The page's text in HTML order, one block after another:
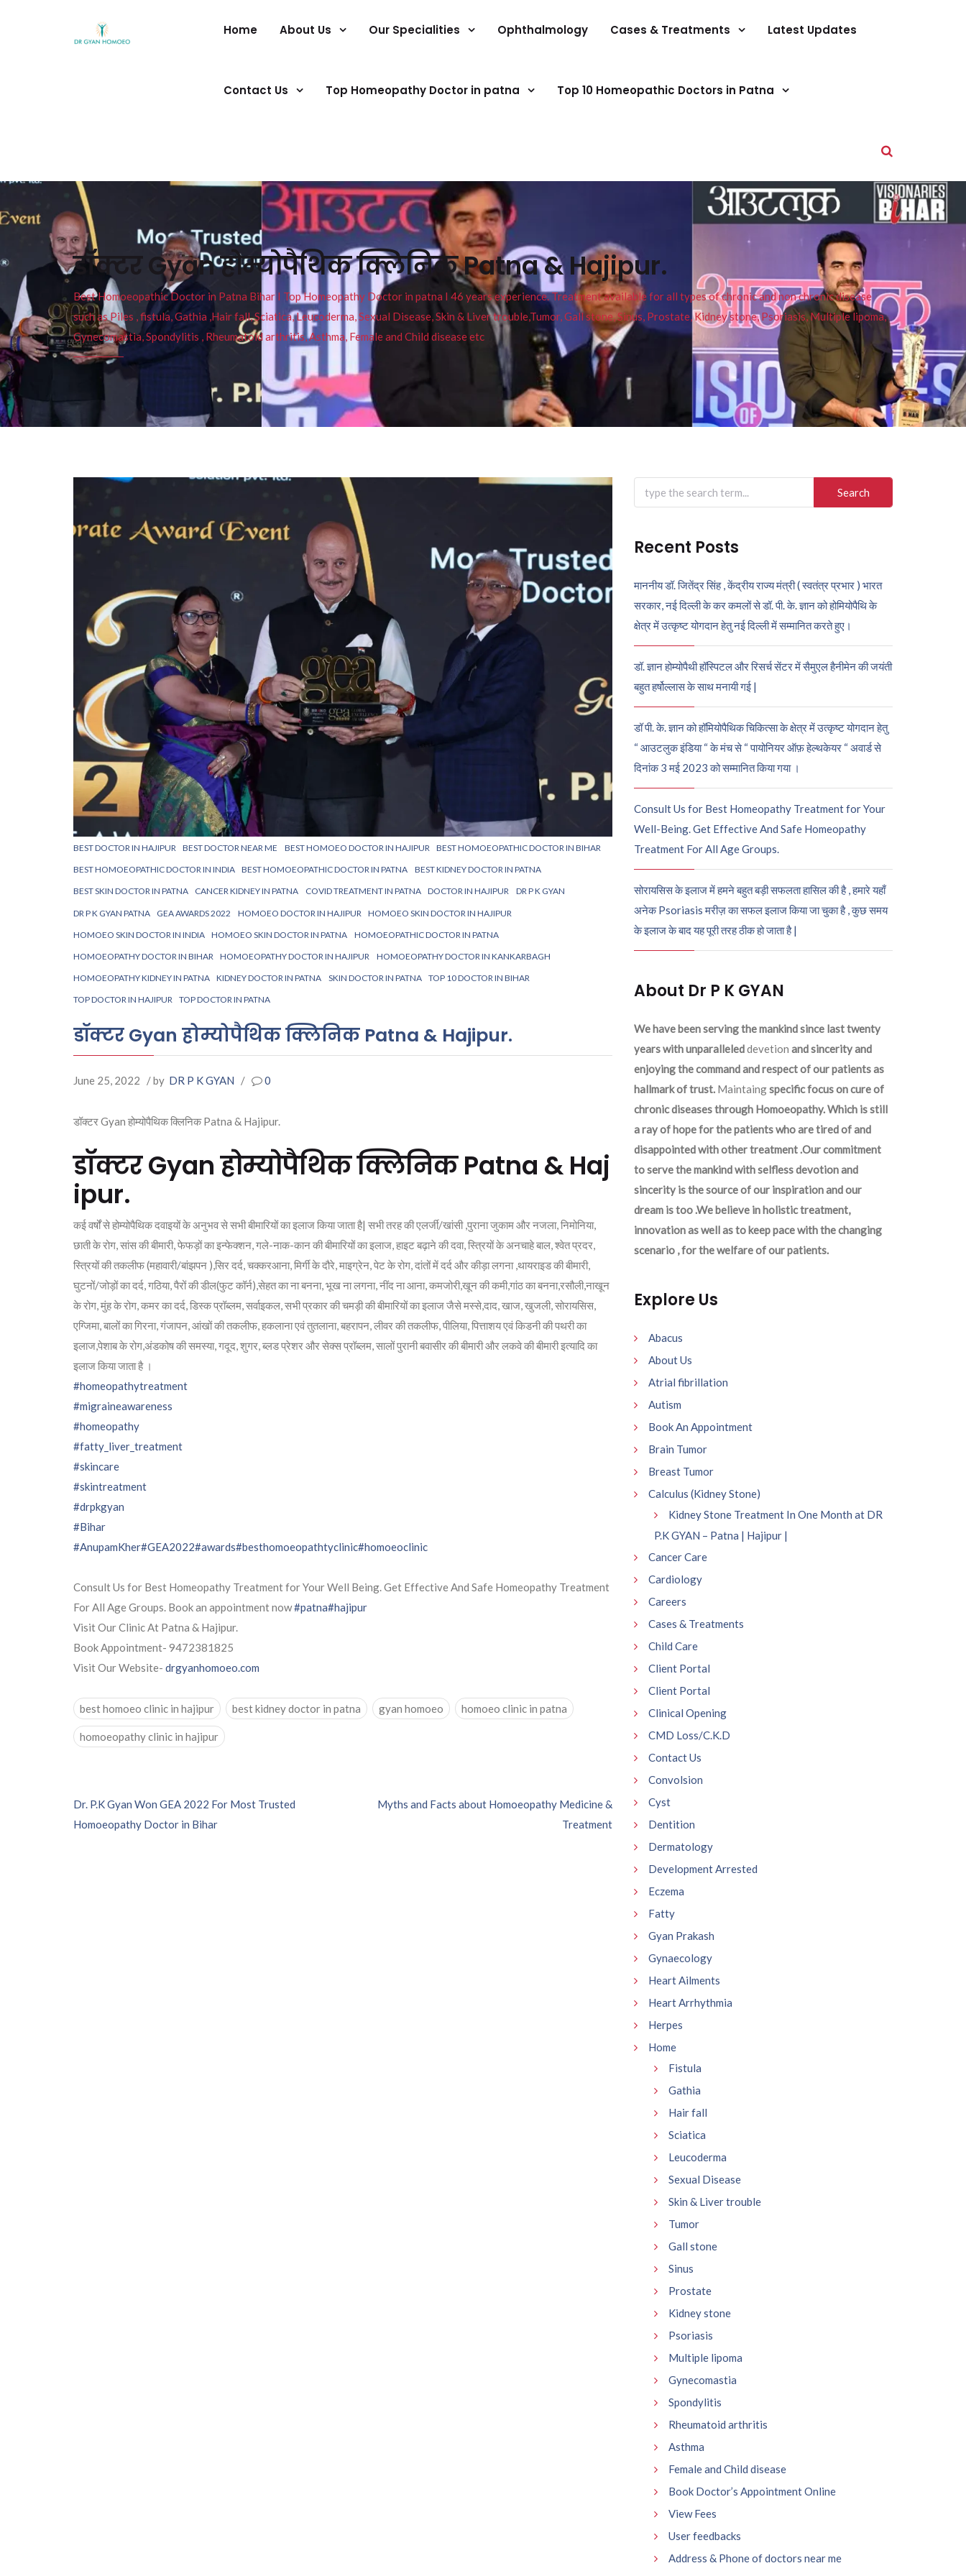
Home About Us Our Specialities Ophthalmology Cases & Treatments Latest Updates
Contact Us Top Homeopathy Doctor in patna Top 10 Homeopathic Doctors in Patna
डॉक्टर Gyan होम्योपैथिक क्लिनिक Patna & Hajipur.
Best Homoeopathic Doctor in Patna Bihar I Top Homeopathy Doctor in patna I 46 years experience. Treatment available for all types of chronic and non chronic disease
such as Piles , fistula, Gathia ,Hair fall, Sciatica, Leucoderma, Sexual Disease, Skin & Liver trouble,Tumor, Gall stone, Sinus, Prostate, Kidney stone, Psoriasis, Multiple lipoma,
Gynecomastia, Spondylitis , Rheumatoid arthritis, Asthma, Female and Child disease etc
BEST DOCTOR IN HAJIPUR BEST DOCTOR NEAR ME BEST HOMOEO DOCTOR IN HAJIPUR BEST HOMOEOPATHIC DOCTOR IN BIHAR
BEST HOMOEOPATHIC DOCTOR IN INDIA BEST HOMOEOPATHIC DOCTOR IN PATNA BEST KIDNEY DOCTOR IN PATNA
BEST SKIN DOCTOR IN PATNA CANCER KIDNEY IN PATNA COVID TREATMENT IN PATNA DOCTOR IN HAJIPUR DR P K GYAN
DR P K GYAN PATNA GEA AWARDS 2022 HOMOEO DOCTOR IN HAJIPUR HOMOEO SKIN DOCTOR IN HAJIPUR
HOMOEO SKIN DOCTOR IN INDIA HOMOEO SKIN DOCTOR IN PATNA HOMOEOPATHIC DOCTOR IN PATNA
HOMOEOPATHY DOCTOR IN BIHAR HOMOEOPATHY DOCTOR IN HAJIPUR HOMOEOPATHY DOCTOR IN KANKARBAGH
HOMOEOPATHY KIDNEY IN PATNA KIDNEY DOCTOR IN PATNA SKIN DOCTOR IN PATNA TOP 10 DOCTOR IN BIHAR
TOP DOCTOR IN HAJIPUR TOP DOCTOR IN PATNA
डॉक्टर Gyan होम्योपैथिक क्लिनिक Patna & Hajipur.
June 25, 2022 / by DR P K GYAN / 0
डॉक्टर Gyan होम्योपैथिक क्लिनिक Patna & Hajipur.
डॉक्टर Gyan होम्योपैथिक क्लिनिक Patna & Haj
ipur.
कई वर्षों से होम्योपैथिक दवाइयों के अनुभव से सभी बीमारियों का इलाज किया जाता है| सभी तरह की एलर्जी/खांसी ,पुराना जुकाम और नजला, निमोनिया,
छाती के रोग, सांस की बीमारी, फेफड़ों का इन्फेक्शन, गले-नाक-कान की बीमारियों का इलाज, हाइट बढ़ाने की दवा, स्त्रियों के अनचाहे बाल, श्वेत प्रदर,
स्त्रियों की तकलीफ (महावारी/बांझपन ),सिर दर्द, चक्करआना, मिर्गी के दौरे, माइग्रेन, पेट के रोग, दांतों में दर्द और कीड़ा लगना ,थायराइड की बीमारी,
घुटनों/जोड़ों का दर्द, गठिया, पैरों की डील(फुट कॉर्न),सेहत का ना बनना, भूख ना लगना, नींद ना आना, कमजोरी,खून की कमी,गांठ का बनना,रसौली,नाखून
के रोग, मुंह के रोग, कमर का दर्द, डिस्क प्रॉब्लम, सर्वाइकल, सभी प्रकार की चमड़ी की बीमारियों का इलाज जैसे मस्से,दाद, खाज, खुजली, सोरायसिस,
एग्जिमा, बालों का गिरना, गंजापन, आंखों की तकलीफ, हकलाना एवं तुतलाना, बहरापन, लीवर की तकलीफ, पीलिया, पित्ताशय एवं किडनी की पथरी का
इलाज,पेशाब के रोग,अंडकोष की समस्या, गदूद, शुगर, ब्लड प्रेशर और सेक्स प्रॉब्लम, सालों पुरानी बवासीर की बीमारी और लकवे की बीमारी इत्यादि का
इलाज किया जाता है ।
#homeopathytreatment
#migraineawareness
#homeopathy
#fatty_liver_treatment
#skincare
#skintreatment
#drpkgyan
#Bihar
#AnupamKher#GEA2022#awards#besthomoeopathtyclinic#homoeoclinic
Consult Us for Best Homeopathy Treatment for Your Well Being. Get Effective And Safe Homeopathy Treatment
For All Age Groups. Book an appointment now#patna#hajipur
Visit Our Clinic At Patna & Hajipur.
Book Appointment- 9472381825
Visit Our Website- drgyanhomoeo.com
best homoeo clinic in hajipur best kidney doctor in patna gyan homoeo homoeo clinic in patna
homoeopathy clinic in hajipur
P
o
Dr. P.K Gyan Won GEA 2022 For Most Trusted
Homoeopathy Doctor in Bihar
Myths and Facts about Homoeopathy Medicine &
Treatment
Search
for:
Recent Posts
माननीय डॉ. जितेंद्र सिंह , केंद्रीय राज्य मंत्री ( स्वतंत्र प्रभार ) भारत
सरकार, नई दिल्ली के कर कमलों से डॉ. पी. के. ज्ञान को होमियोपैथि के
क्षेत्र में उत्कृष्ट योगदान हेतु नई दिल्ली में सम्मानित करते हुए।
डॉ. ज्ञान होम्योपैथी हॉस्पिटल और रिसर्च सेंटर में सैमुएल हैनीमेन की जयंती
बहुत हर्षोल्लास के साथ मनायी गई |
डॉ पी. के. ज्ञान को हॉमियोपैथिक चिकित्सा के क्षेत्र में उत्कृष्ट योगदान हेतु
“ आउटलुक इंडिया “ के मंच से “ पायोनियर ऑफ़ हेल्थकेयर “ अवार्ड से
दिनांक 3 मई 2023 को सम्मानित किया गया ।
Consult Us for Best Homeopathy Treatment for Your
Well-Being. Get Effective And Safe Homeopathy
Treatment For All Age Groups.
सोरायसिस के इलाज में हमने बहुत बड़ी सफलता हासिल की है , हमारे यहाँ
अनेक Psoriasis मरीज़ का सफल इलाज किया जा चुका है , कुछ समय
के इलाज के बाद यह पूरी तरह ठीक हो जाता है |
About Dr P K GYAN
We have been serving the mankind since last twenty
years with unparalleleddevetion and sincerity and
enjoying the command and respect of our patients as
hallmark of trust. Maintaingspecific focus on cure of
chronic diseases through Homoeopathy. Which is still
a ray of hope for the patients who are tired of and
disappointed with other treatment .Our commitment
to serve the mankind with selfless devotion and
sincerity is the source of our inspiration and our
dream is too .We believe in holistic treatment,
innovation as well as to keep pace with the changing
scenario , for the welfare of our patients.
Explore Us
Abacus
About Us
Atrial fibrillation
Autism
Book An Appointment
Brain Tumor
Breast Tumor
Calculus (Kidney Stone)
Kidney Stone Treatment In One Month at DR
P.K GYAN – Patna | Hajipur |
Cancer Care
Cardiology
Careers
Cases & Treatments
Child Care
Client Portal
Client Portal
Clinical Opening
CMD Loss/C.K.D
Contact Us
Convolsion
Cyst
Dentition
Dermatology
Development Arrested
Eczema
Fatty
Gyan Prakash
Gynaecology
Heart Ailments
Heart Arrhythmia
Herpes
Home
Fistula
Gathia
Hair fall
Sciatica
Leucoderma
Sexual Disease
Skin & Liver trouble
Tumor
Gall stone
Sinus
Prostate
Kidney stone
Psoriasis
Multiple lipoma
Gynecomastia
Spondylitis
Rheumatoid arthritis
Asthma
Female and Child disease
Book Doctor’s Appointment Online
View Fees
User feedbacks
Address & Phone of doctors near me